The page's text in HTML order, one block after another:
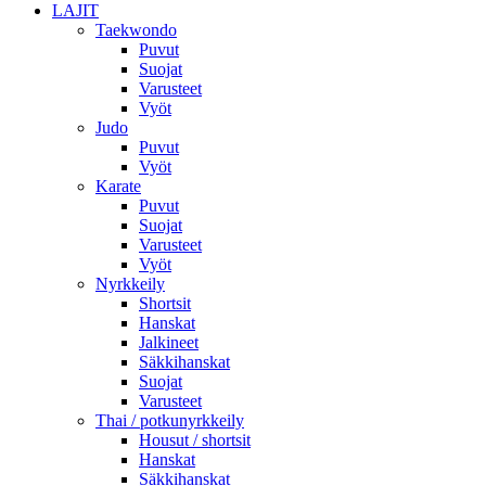
LAJIT
Taekwondo
Puvut
Suojat
Varusteet
Vyöt
Judo
Puvut
Vyöt
Karate
Puvut
Suojat
Varusteet
Vyöt
Nyrkkeily
Shortsit
Hanskat
Jalkineet
Säkkihanskat
Suojat
Varusteet
Thai / potkunyrkkeily
Housut / shortsit
Hanskat
Säkkihanskat